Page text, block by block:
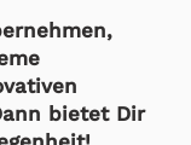
bietet Dir